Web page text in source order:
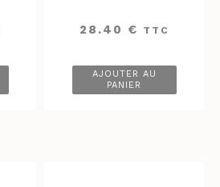
28.40 € TTC
AJOUTER AU
PANIER